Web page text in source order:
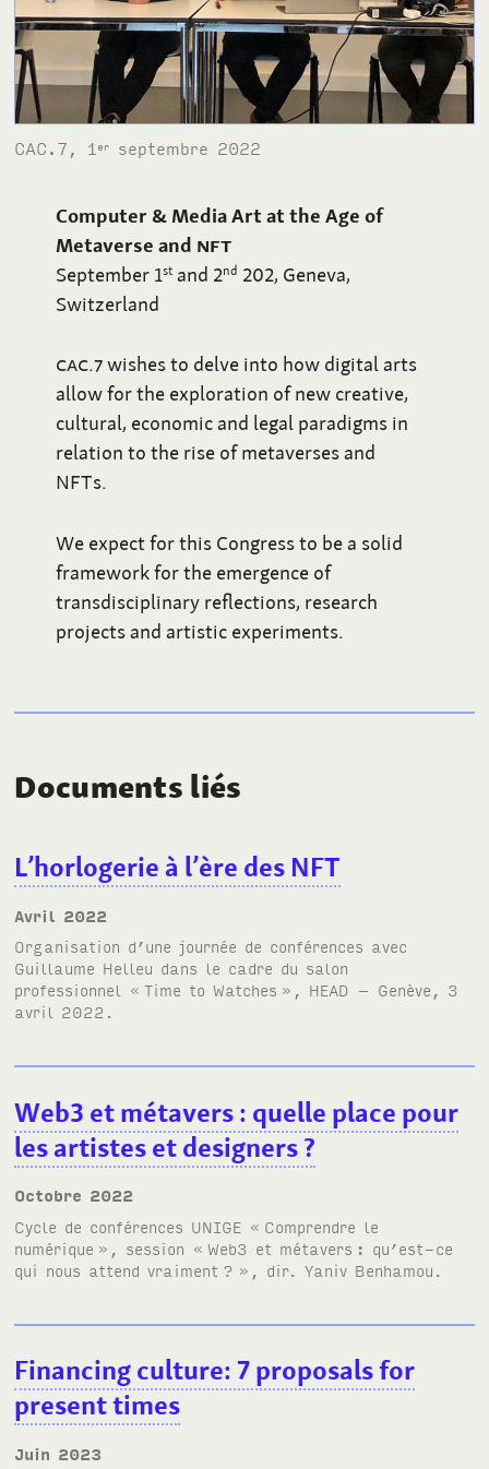
CAC.7, 1 er septembre 2022
Computer & Media Art at the Age of
Metaverse and NFT
September 1st and 2nd 202, Geneva,
Switzerland
CAC.7wishes to delve into how digital arts
allow for the exploration of new creative,
cultural, economic and legal paradigms in
relation to the rise of metaverses and
NFTs.
We expect for this Congress to be a solid
framework for the emergence of
transdisciplinary reflections, research
projects and artistic experiments.
Documents liés
L’horlogerie à l’ère des NFT
avril 2022
Organisation d’une journée de conférences avec
Guillaume Helleu dans le cadre du salon
professionnel « Time to Watches », HEAD – Genève, 3
avril 2022.
Web3 et métavers: quelle place pour
les artistes et designers?
octobre 2022
Cycle de conférences UNIGE « Comprendre le
numérique », session « Web3 et métavers : qu’est-ce
qui nous attend vraiment ? » , dir. Yaniv Benhamou.
Financing culture: 7 proposals for
present times
juin 2023